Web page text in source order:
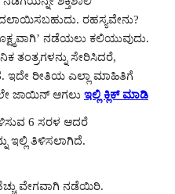
ರಹಸ್ಯವೇನು?
ನಡೆಯಲು ಕಲಿಯುವುದು.
ತಂತ್ರಗಳನ್ನು ಸೇರಿಸಿದರೆ,
ಇದೇ ರೀತಿಯ ಎಲ್ಲಾ ಮಾಹಿತಿಗೆ
ಜಾಯಿನ್ ಆಗಲು ಇಲ್ಲಿ ಕ್ಲಿಕ್ ಮಾಡಿ
6 ಸರಳ ಆದರೆ
ಇಲ್ಲಿ ತಿಳಿಸಲಾಗಿದೆ.
ವೇಗವಾಗಿ ನಡೆಯಿರಿ.